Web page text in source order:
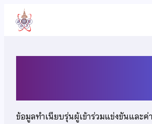
เนื้อหา
ข้อมูลทำเนียบรุ่นผู้เข้าร่วมแข่งขันและค่